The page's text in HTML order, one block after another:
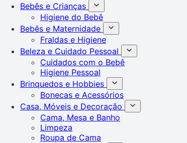
Bebês e Crianças
Higiene do Bebê
Bebês e Maternidade
Fraldas e Higiene
Beleza e Cuidado Pessoal
Cuidados com o Bebê
Higiene Pessoal
Brinquedos e Hobbies
Bonecas e Acessórios
Casa, Móveis e Decoração
Cama, Mesa e Banho
Limpeza
Roupa de Cama